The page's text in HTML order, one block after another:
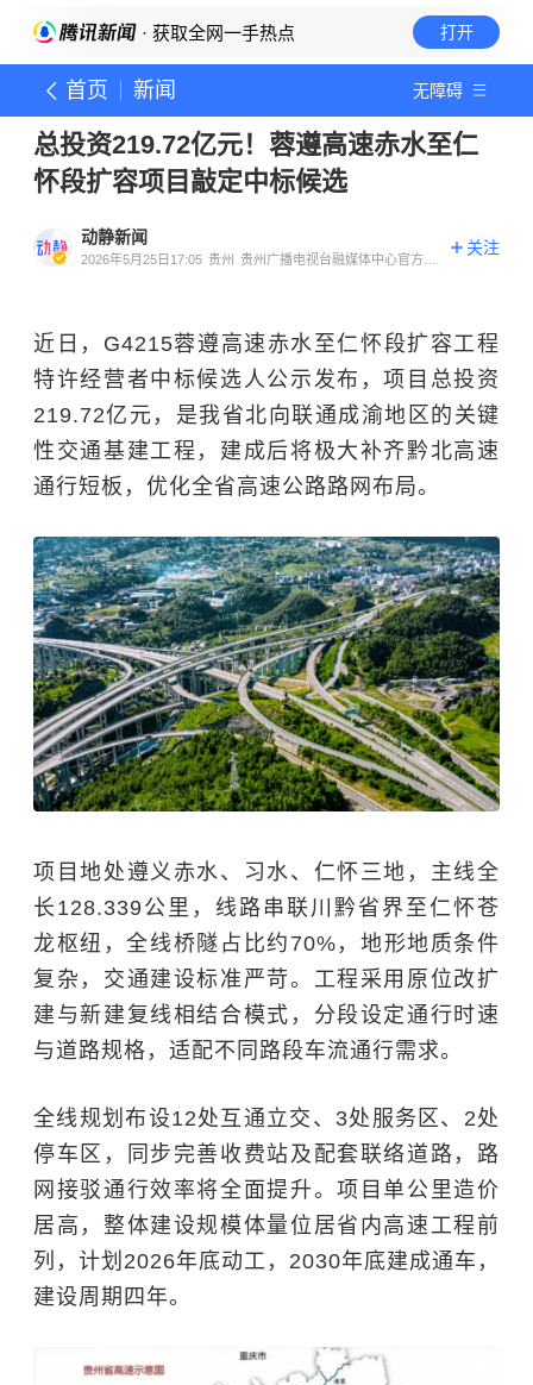
· 获取全网一手热点 打开
首页 新闻 无障碍
总投资219.72亿元！蓉遵高速赤水至仁
怀段扩容项目敲定中标候选
动静新闻
2026年5月25日17:05 贵州 贵州广播电视台融媒体中心官方账
关注
近日，G4215蓉遵高速赤水至仁怀段扩容工程
特许经营者中标候选人公示发布，项目总投资
219.72亿元，是我省北向联通成渝地区的关键
性交通基建工程，建成后将极大补齐黔北高速
通行短板，优化全省高速公路路网布局。
项目地处遵义赤水、习水、仁怀三地，主线全
长128.339公里，线路串联川黔省界至仁怀苍
龙枢纽，全线桥隧占比约70%，地形地质条件
复杂，交通建设标准严苛。工程采用原位改扩
建与新建复线相结合模式，分段设定通行时速
与道路规格，适配不同路段车流通行需求。
全线规划布设12处互通立交、3处服务区、2处
停车区，同步完善收费站及配套联络道路，路
网接驳通行效率将全面提升。项目单公里造价
居高，整体建设规模体量位居省内高速工程前
列，计划2026年底动工，2030年底建成通车，
建设周期四年。